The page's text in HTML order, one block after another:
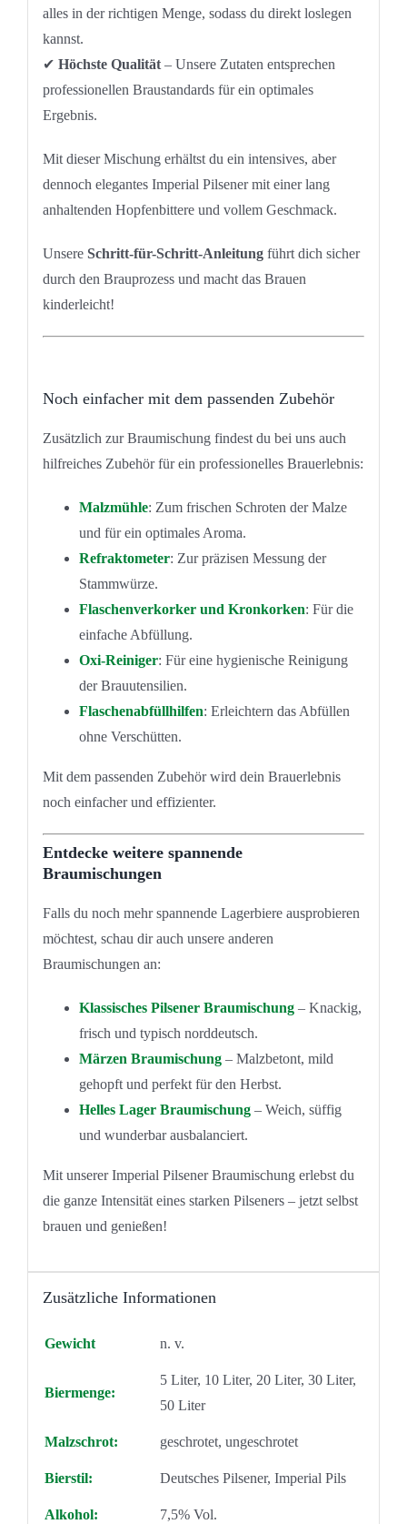
alles in der richtigen Menge, sodass du direkt loslegen
kannst.
✔ Höchste Qualität– Unsere Zutaten entsprechen
professionellen Braustandards für ein optimales
Ergebnis.
Mit dieser Mischung erhältst du ein intensives, aber
dennoch elegantes Imperial Pilsener mit einer lang
anhaltenden Hopfenbittere und vollem Geschmack.
Unsere Schritt-für-Schritt-Anleitungführt dich sicher
durch den Brauprozess und macht das Brauen
kinderleicht!
Noch einfacher mit dem passenden Zubehör
Zusätzlich zur Braumischung findest du bei uns auch
hilfreiches Zubehör für ein professionelles Brauerlebnis:
Malzmühle: Zum frischen Schroten der Malze
und für ein optimales Aroma.
Refraktometer: Zur präzisen Messung der
Stammwürze.
Flaschenverkorker und Kronkorken: Für die
einfache Abfüllung.
Oxi-Reiniger: Für eine hygienische Reinigung
der Brauutensilien.
Flaschenabfüllhilfen: Erleichtern das Abfüllen
ohne Verschütten.
Mit dem passenden Zubehör wird dein Brauerlebnis
noch einfacher und effizienter.
Entdecke weitere spannende
Braumischungen
Falls du noch mehr spannende Lagerbiere ausprobieren
möchtest, schau dir auch unsere anderen
Braumischungen an:
Klassisches Pilsener Braumischung– Knackig,
frisch und typisch norddeutsch.
Märzen Braumischung– Malzbetont, mild
gehopft und perfekt für den Herbst.
Helles Lager Braumischung– Weich, süffig
und wunderbar ausbalanciert.
Mit unserer Imperial Pilsener Braumischung erlebst du
die ganze Intensität eines starken Pilseners – jetzt selbst
brauen und genießen!
Zusätzliche Informationen
Gewicht n. v.
Biermenge:
5 Liter, 10 Liter, 20 Liter, 30 Liter,
50 Liter
Malzschrot: geschrotet, ungeschrotet
Bierstil: Deutsches Pilsener, Imperial Pils
Alkohol: 7,5% Vol.